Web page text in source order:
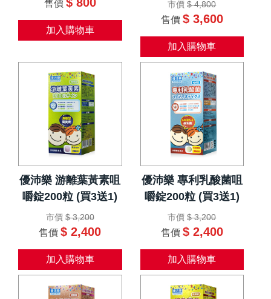
售價
加入購物車
市價 $ 4,800
售價 $ 3,600
加入購物車
優沛樂 游離葉黃素咀
嚼錠200粒 (買3送1)
市價 $ 3,200
售價 $ 2,400
加入購物車
優沛樂 專利乳酸菌咀
嚼錠200粒 (買3送1)
市價 $ 3,200
售價 $ 2,400
加入購物車